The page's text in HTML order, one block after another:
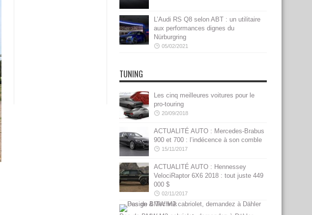
L’Audi RS Q8 selon ABT : un utilitaire
aux performances dignes du
Nürburgring
05/02/2021
TUNING
Les cinq meilleures voitures pour le
pro-touring
20/09/2018
ACTUALITÉ AUTO : Mercedes-Brabus
900 et 700 : l’indécence à son comble
15/11/2017
ACTUALITÉ AUTO : Hennessey
VelociRaptor 6X6 2018 : tout juste 449
000 $
02/11/2017